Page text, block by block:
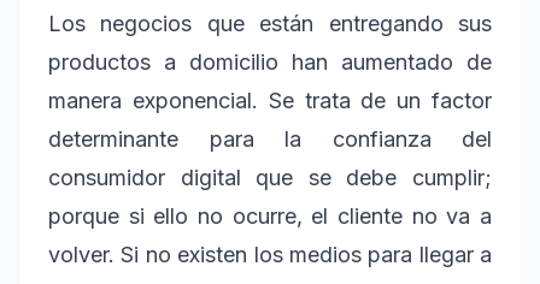
Los negocios que están entregando sus
productos a domicilio han aumentado de
manera exponencial. Se trata de un factor
determinante para la confianza del
consumidor digital que se debe cumplir;
porque si ello no ocurre, el cliente no va a
volver. Si no existen los medios para llegar a